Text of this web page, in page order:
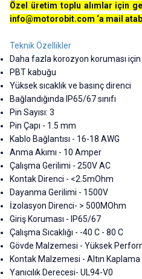
Özel üretim toplu alımlar için
info@motorobit.com ‘a mail
Teknik Özellikler
Daha fazla korozyon koruması
PBT kabuğu
Yüksek sıcaklık ve basınç direnci
Bağlandığında IP65/67 sınıfı
Pin Sayısı: 3
Pin Çapı - 1.5 mm
Kablo Bağlantısı - 16-18 AWG
Anma Akımı - 10 Amper
Çalışma Gerilimi - 250V AC
Kontak Direnci - <2.5mOhm
Dayanma Gerilimi - 1500V
İzolasyon Direnci- > 500MOhm
Giriş Koruması - IP65/67
Çalışma Sıcaklığı - -40 C - 80 C
Gövde Malzemesi - Yüksek
Kontak Malzemesi - Altın Kaplama
Yanıcılık Derecesi- UL94-V0